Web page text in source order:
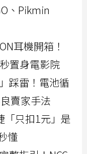
、Pikmin
耳機開箱！
置身電影院
踩雷！電池循
賣家手法
「只扣1元」是
懂